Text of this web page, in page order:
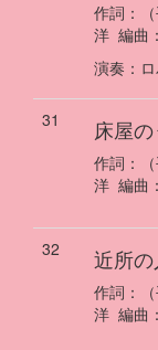
作詞：
洋 編曲：
演奏 ：
31 床屋
作詞：
洋 編曲：
32 近所
作詞：
洋 編曲：